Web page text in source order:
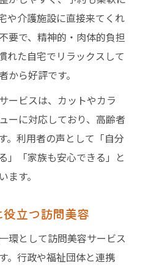
や介護施設に直接来てくれ
要で、精神的・肉体的負担
れた自宅でリラックスして
ら好評です。
ービスは、カットやカラ
ーに対応しており、高齢者
。利用者の声として「自分
」「家族も安心できる」と
す。
立つ訪問美容
環として訪問美容サービス
。行政や福祉団体と連携